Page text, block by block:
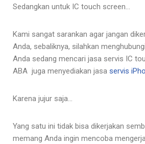
Sedangkan untuk IC touch screen…
Kami sangat sarankan agar jangan
Anda, sebaliknya, silahkan
Anda sedang mencari jasa servis IC
ABA juga menyediakan jasa servis
Karena jujur saja…
Yang satu ini tidak bisa dikerjakan
memang Anda ingin mencoba